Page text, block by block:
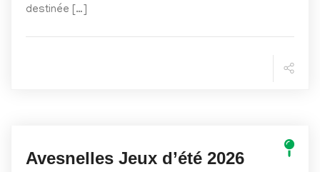
destinée […]
Avesnelles Jeux d’été 2026